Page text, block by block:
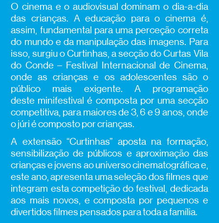
O cinema e o audiovisual dominam o dia-a-dia
das crianças. A educação para o cinema é,
assim, fundamental para uma perceção correta
do mundo e da manipulação das imagens. Para
isso, surgiu o Curtinhas, a secção do Curtas Vila
do Conde – Festival Internacional de Cinema,
onde as crianças e os adolescentes são o
público mais exigente. A programação
deste minifestival é composta por uma secção
competitiva, para maiores de 3, 6 e 9 anos, onde
o júri é composto por crianças.
A extensão “Curtinhas” aposta na formação,
sensibilização de públicos e aproximação das
crianças e jovens ao universo cinematográfica e,
este ano, apresenta uma seleção dos filmes que
integram esta competição do festival, dedicada
aos mais novos, e composta por pequenos e
divertidos filmes pensados para toda a família.